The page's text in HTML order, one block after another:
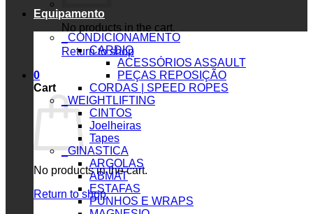
No products in the cart.
Return to shop
0
Cart
No products in the cart.
Return to shop
Equipamento
_CONDICIONAMENTO
CARDIO
ACESSÓRIOS ASSAULT
PEÇAS REPOSIÇÃO
CORDAS | SPEED ROPES
_WEIGHTLIFTING
CINTOS
Joelheiras
Tapes
_GINASTICA
ARGOLAS
ABMAT
ESTAFAS
PUNHOS E WRAPS